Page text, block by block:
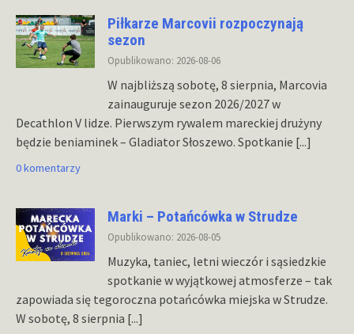
Piłkarze Marcovii rozpoczynają
sezon
Opublikowano: 2026-08-06
W najbliższą sobotę, 8 sierpnia, Marcovia
zainauguruje sezon 2026/2027 w
Decathlon V lidze. Pierwszym rywalem mareckiej drużyny
będzie beniaminek – Gladiator Słoszewo. Spotkanie [...]
0 komentarzy
Marki – Potańcówka w Strudze
Opublikowano: 2026-08-05
Muzyka, taniec, letni wieczór i sąsiedzkie
spotkanie w wyjątkowej atmosferze – tak
zapowiada się tegoroczna potańcówka miejska w Strudze.
W sobotę, 8 sierpnia [...]